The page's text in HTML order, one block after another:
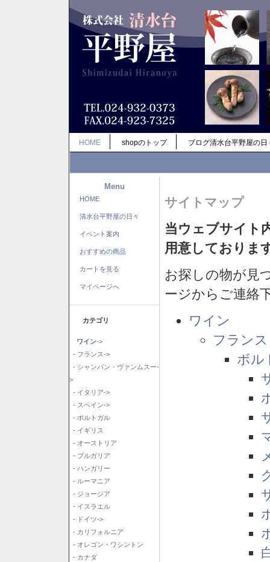
HOME shopのトップ ブログ清水台平野屋の日
Menu
HOME
清水台平野屋の日々
イベント案内
おすすめの商品
カートを見る
マイページへ
カテゴリ
ワイン->
- フランス->
- シャンパン・ヴァンムスー-
>
- イタリア->
- スペイン->
- ポルトガル
- イギリス
- オーストリア
- ブルガリア
- ハンガリー
- ルーマニア
- ジョージア
- イスラエル
- ドイツ->
- カリフォルニア
- オレゴン・ワシントン
- カナダ
サイトマップ
当ウェブサイト
用意しておりま
お探しの物が見
ージからご連絡
ワイン
フランス
ボル